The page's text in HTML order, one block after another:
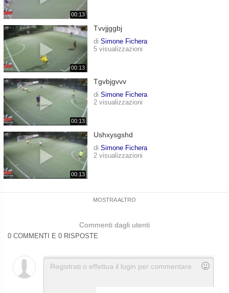
00:13
00:13
Tvvjjggbj
di Simone Fichera
5 visualizzazioni
00:13
Tgvbjgvvv
di Simone Fichera
2 visualizzazioni
00:13
Ushxysgshd
di Simone Fichera
2 visualizzazioni
MOSTRA ALTRO
Commenti dagli utenti
0 COMMENTI E 0 RISPOSTE